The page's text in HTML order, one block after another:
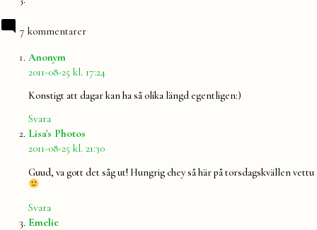
7 kommentarer
Anonym
2011-08-25 kl. 17:24
Konstigt att dagar kan ha så olika längd egentligen:)
Svara
Lisa's Photos
2011-08-25 kl. 21:30
Guud, va gott det såg ut! Hungrig chey så här på torsdagskvällen vettu
Svara
Emeliesäger: